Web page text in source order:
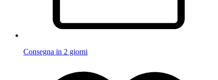
Consegna in 2 giorni